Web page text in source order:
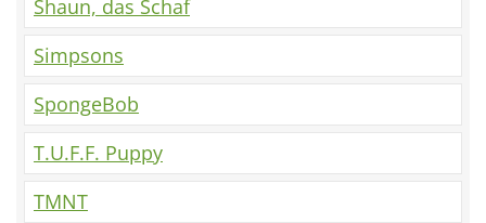
Shaun, das Schaf
Simpsons
SpongeBob
T.U.F.F. Puppy
TMNT